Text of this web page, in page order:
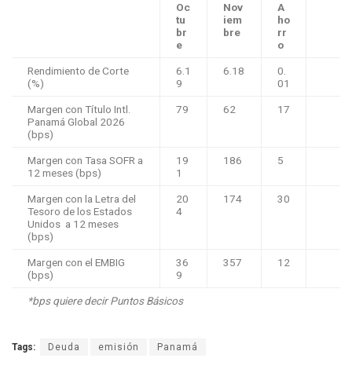
Oc
tu
br
e
Nov
iem
bre
A
ho
rr
o
Rendimiento de Corte
(%)
6.1
9
6.18
0.
01
Margen con Título Intl.
Panamá Global 2026
(bps)
79 62 17
Margen con Tasa SOFR a
12 meses (bps)
19
1
186 5
Margen con la Letra del
Tesoro de los Estados
Unidos a 12 meses
(bps)
20
4
174 30
Margen con el EMBIG
(bps)
36
9
357 12
*bps quiere decir Puntos Básicos
Tags: Deuda emisión Panamá